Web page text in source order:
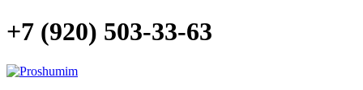
+7 (920) 503-33-63